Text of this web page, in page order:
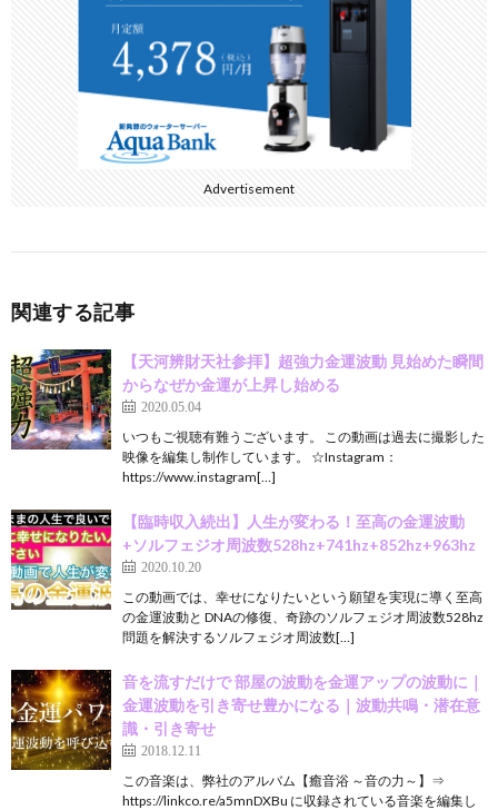
Advertisement
関連する記事
【天河辨財天社参拝】超強力金運波動 見始めた瞬間
からなぜか金運が上昇し始める
2020.05.04
いつもご視聴有難うございます。 この動画は過去に撮影した
映像を編集し制作しています。 ☆Instagram：
https://www.instagram[…]
【臨時収入続出】人生が変わる！至高の金運波動
+ソルフェジオ周波数528hz+741hz+852hz+963hz
2020.10.20
この動画では、幸せになりたいという願望を実現に導く至高
の金運波動と DNAの修復、奇跡のソルフェジオ周波数528hz
問題を解決するソルフェジオ周波数[…]
音を流すだけで 部屋の波動を金運アップの波動に｜
金運波動を引き寄せ豊かになる｜波動共鳴・潜在意
識・引き寄せ
2018.12.11
この音楽は、弊社のアルバム【癒音浴 ～音の力～】⇒
https://linkco.re/a5mnDXBu に収録されている音楽を編集し